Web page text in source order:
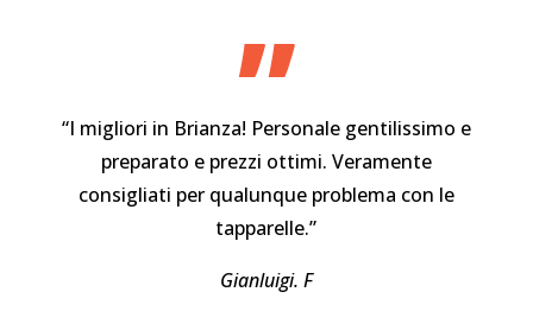
”
“I migliori in Brianza! Personale gentilissimo e
preparato e prezzi ottimi. Veramente
consigliati per qualunque problema con le
tapparelle.”
Gianluigi. F